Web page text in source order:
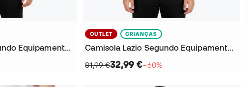
Camisola Lazio Segundo Equipamento 2025-2026
OUTLET CRIANÇAS
Camisola Lazio Segundo Equipamento 2025-2026 Criança
81,99 €32,99 €−60%